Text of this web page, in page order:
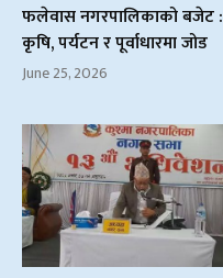
फलेवास नगरपालिकाको बजेट :
कृषि, पर्यटन र पूर्वाधारमा जोड
June 25, 2026